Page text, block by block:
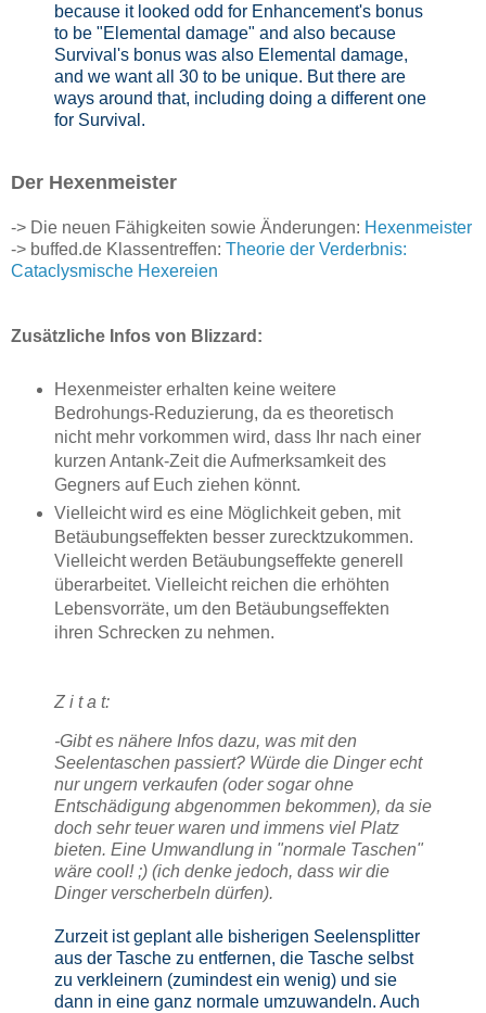
because it looked odd for Enhancement's bonus
to be "Elemental damage" and also because
Survival's bonus was also Elemental damage,
and we want all 30 to be unique. But there are
ways around that, including doing a different one
for Survival.
Der Hexenmeister
-> Die neuen Fähigkeiten sowie Änderungen: Hexenmeister
-> buffed.de Klassentreffen: Theorie der Verderbnis:
Cataclysmische Hexereien
Zusätzliche Infos von Blizzard:
Hexenmeister erhalten keine weitere
Bedrohungs-Reduzierung, da es theoretisch
nicht mehr vorkommen wird, dass Ihr nach einer
kurzen Antank-Zeit die Aufmerksamkeit des
Gegners auf Euch ziehen könnt.
Vielleicht wird es eine Möglichkeit geben, mit
Betäubungseffekten besser zurecktzukommen.
Vielleicht werden Betäubungseffekte generell
überarbeitet. Vielleicht reichen die erhöhten
Lebensvorräte, um den Betäubungseffekten
ihren Schrecken zu nehmen.
Z i t a t:
-Gibt es nähere Infos dazu, was mit den
Seelentaschen passiert? Würde die Dinger echt
nur ungern verkaufen (oder sogar ohne
Entschädigung abgenommen bekommen), da sie
doch sehr teuer waren und immens viel Platz
bieten. Eine Umwandlung in "normale Taschen"
wäre cool! ;) (ich denke jedoch, dass wir die
Dinger verscherbeln dürfen).
Zurzeit ist geplant alle bisherigen Seelensplitter
aus der Tasche zu entfernen, die Tasche selbst
zu verkleinern (zumindest ein wenig) und sie
dann in eine ganz normale umzuwandeln. Auch